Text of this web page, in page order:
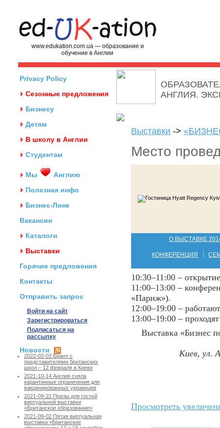
www.edukation.com.ua — образование и
обучение в Англии
Privacy Policy
Сезонные предложения
Бизнесу
Детям
В школу в Англии
Студентам
Мы
Англию
Полезная инфо
Бизнес-Линк
Вакансии
Каталоги
Выставки
Горячие предложения
Контакты
Отправить запрос
Войти на сайт
Зарегистрироваться
Подписаться на
рассылку
Новости
2022-02-03 Бранч с
представителями британских
школ – 12 февраля в Киеве
2021-10-14 Англия сняла
карантинные ограничения для
вакцинированных украинцев
2021-09-22 Призы для гостей
виртуальной выставки
«Британское образование»
2021-09-02 Пятая виртуальная
выставка «Британское
АНГЛИЯ.
Выставки ->
Место
О ВЫСТАВКЕ
КОНФЕРЕНЦИЯ
10:30–11:00 –
11:00–13:00 –
«Париж»).
12:00–19:00 –
13:00–19:00 –
Выставка «Бизнес
Киев, ул.
Просмотреть